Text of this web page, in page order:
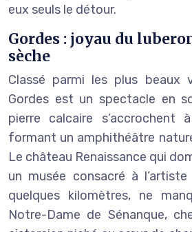
eux seuls le détour.
Gordes : joyau du
sèche
Classé parmi les plus beaux
Gordes est un spectacle en
pierre calcaire s’accrochent
formant un amphithéâtre
Le château Renaissance qui
un musée consacré à
quelques kilomètres, ne
Notre-Dame de Sénanque,